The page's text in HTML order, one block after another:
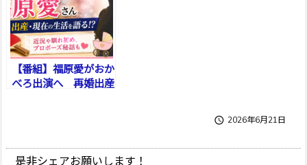
【番組】福原愛がおか
べろ出演へ 再婚出産
 2026年6月21日
是非シェアお願いします！